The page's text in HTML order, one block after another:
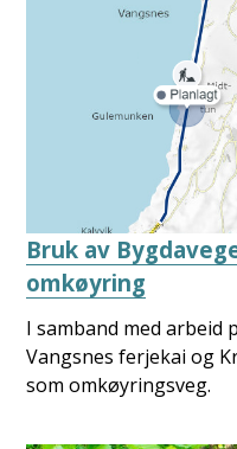
Bruk av
omkøyring
I samband med arbeid
Vangsnes ferjekai og
som omkøyringsveg.